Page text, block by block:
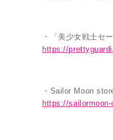
・「美少女戦士セ
https://
・Sailor Moon
https://